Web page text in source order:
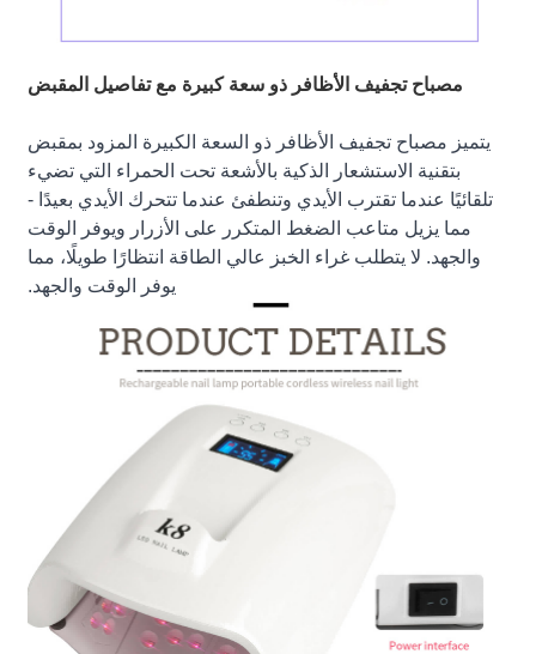
مصباح تجفيف الأظافر ذو سعة كبيرة مع تفاصيل المقبض
يتميز مصباح تجفيف الأظافر ذو السعة الكبيرة المزود بمقبض
بتقنية الاستشعار الذكية بالأشعة تحت الحمراء التي تضيء
تلقائيًا عندما تقترب الأيدي وتنطفئ عندما تتحرك الأيدي بعيدًا -
مما يزيل متاعب الضغط المتكرر على الأزرار ويوفر الوقت
والجهد. لا يتطلب غراء الخبز عالي الطاقة انتظارًا طويلًا، مما
يوفر الوقت والجهد.